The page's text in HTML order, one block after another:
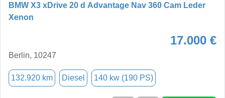
BMW X3 xDrive 20 d Advantage Nav 360 Cam Leder
Xenon
17.000 €
Berlin, 10247
132.920 km Diesel 140 kw (190 PS)